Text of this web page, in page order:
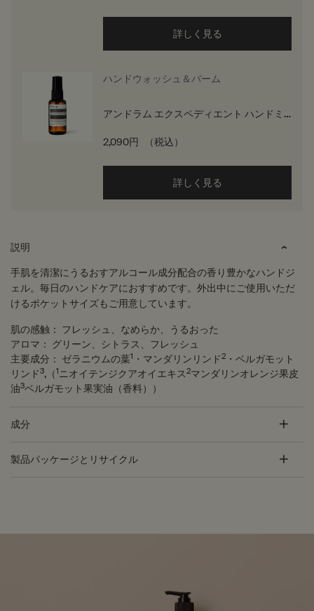
詳しく見る
ハンドウォッシュ＆バーム
アンドラム エクスペディエント ハンドミ
2,090円
（税込）
詳しく見る
説明
手肌を清潔にうるおすアルコール成分配合の香り豊かなハンドジ
ェル。毎日のハンドケアにおすすめです。外出中にご使用いただ
けるポケットサイズもご用意しています。
肌の感触： フレッシュ、なめらか、うるおった
アロマ：
グリーン、シトラス、フレッシュ
主要成分： ゼラニウムの葉1 ・マンダリンリンド2 ・ベルガモット
リンド3,（1ニオイテンジクアオイエキス2マンダリンオレンジ果皮
油3ベルガモット果実油（香料））
成分
製品パッケージとリサイクル